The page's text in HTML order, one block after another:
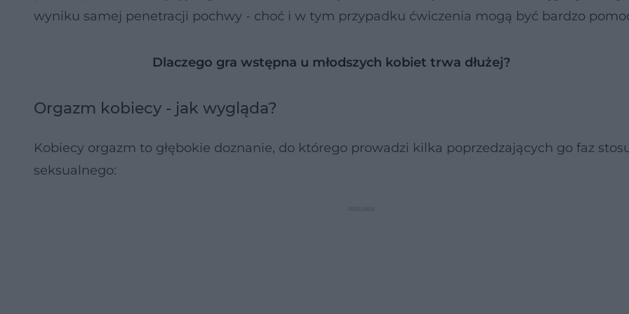
wyniku samej penetracji pochwy - choć i w tym przypadku ćwiczenia mogą być bardzo
Dlaczego gra wstępna u młodszych kobiet trwa dłużej?
Orgazm kobiecy - jak wygląda?
Kobiecy orgazm to głębokie doznanie, do którego prowadzi kilka poprzedzających go faz
seksualnego: